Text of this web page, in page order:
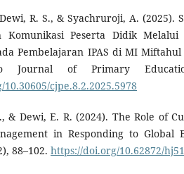
R. S., & Syachruroji, A. (2025).
Komunikasi Peserta Didik Melalui
Pembelajaran IPAS di MI
Journal of Primary
cjpe.8.2.2025.5978
& Dewi, E. R. (2024). The Role of
in Responding to Global
88–102. https://doi.org/10.62872/